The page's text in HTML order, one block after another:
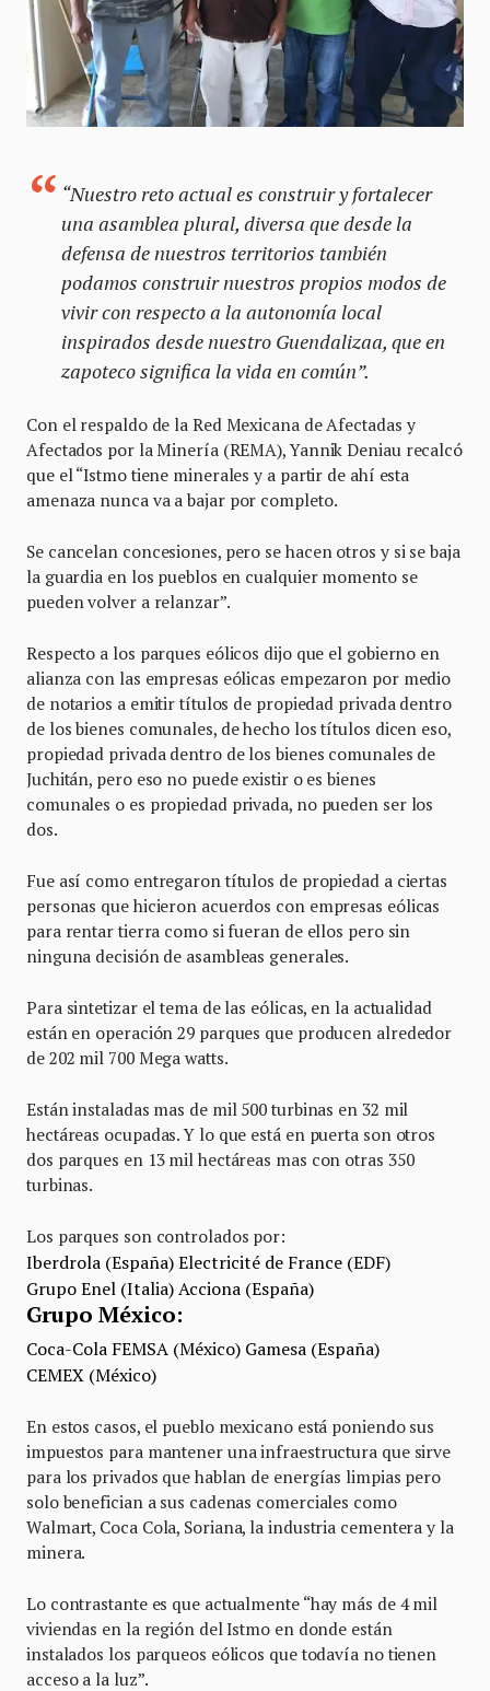
“Nuestro reto actual es construir y fortalecer
una asamblea plural, diversa que desde la
defensa de nuestros territorios también
podamos construir nuestros propios modos de
vivir con respecto a la autonomía local
inspirados desde nuestro Guendalizaa, que en
zapoteco significa la vida en común”.
Con el respaldo de la Red Mexicana de Afectadas y
Afectados por la Minería (REMA), Yannik Deniau recalcó
que el “Istmo tiene minerales y a partir de ahí esta
amenaza nunca va a bajar por completo.
Se cancelan concesiones, pero se hacen otros y si se baja
la guardia en los pueblos en cualquier momento se
pueden volver a relanzar”.
Respecto a los parques eólicos dijo que el gobierno en
alianza con las empresas eólicas empezaron por medio
de notarios a emitir títulos de propiedad privada dentro
de los bienes comunales, de hecho los títulos dicen eso,
propiedad privada dentro de los bienes comunales de
Juchitán, pero eso no puede existir o es bienes
comunales o es propiedad privada, no pueden ser los
dos.
Fue así como entregaron títulos de propiedad a ciertas
personas que hicieron acuerdos con empresas eólicas
para rentar tierra como si fueran de ellos pero sin
ninguna decisión de asambleas generales.
Para sintetizar el tema de las eólicas, en la actualidad
están en operación 29 parques que producen alrededor
de 202 mil 700 Mega watts.
Están instaladas mas de mil 500 turbinas en 32 mil
hectáreas ocupadas. Y lo que está en puerta son otros
dos parques en 13 mil hectáreas mas con otras 350
turbinas.
Los parques son controlados por:
Iberdrola (España)Electricité de France (EDF)
Grupo Enel (Italia)Acciona (España)
Grupo México:
Coca-Cola FEMSA (México) Gamesa (España)
CEMEX (México)
En estos casos, el pueblo mexicano está poniendo sus
impuestos para mantener una infraestructura que sirve
para los privados que hablan de energías limpias pero
solo benefician a sus cadenas comerciales como
Walmart, Coca Cola, Soriana, la industria cementera y la
minera.
Lo contrastante es que actualmente “hay más de 4 mil
viviendas en la región del Istmo en donde están
instalados los parqueos eólicos que todavía no tienen
acceso a la luz”.